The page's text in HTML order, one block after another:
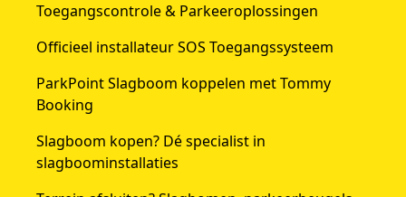
Toegangscontrole & Parkeeroplossingen
Officieel installateur SOS Toegangssysteem
ParkPoint Slagboom koppelen met Tommy
Booking
Slagboom kopen? Dé specialist in
slagboominstallaties